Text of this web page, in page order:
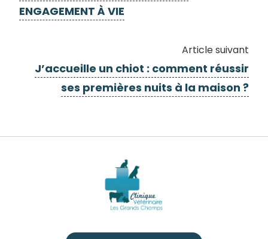
ENGAGEMENT À VIE
Article suivant
J’accueille un chiot : comment réussir
ses premières nuits à la maison ?